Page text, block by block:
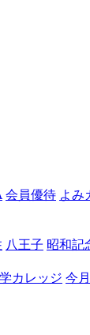
会員優待 よみ
八王子 昭和記
カレッジ 今